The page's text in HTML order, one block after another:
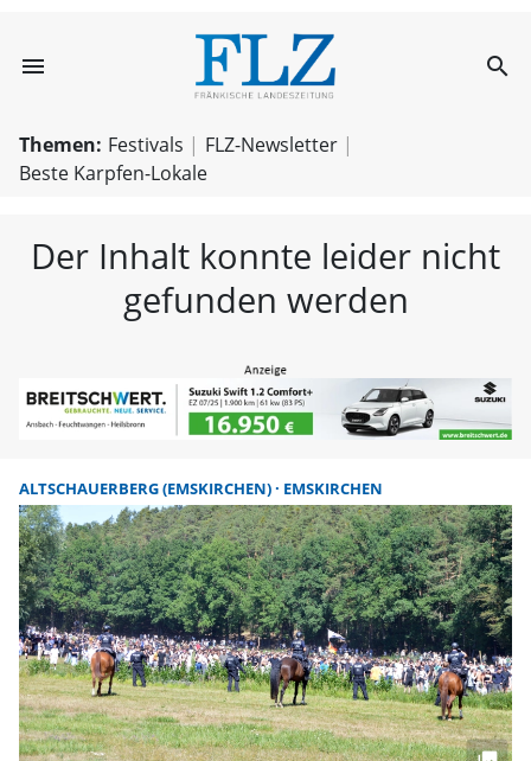
menu FLZ – search
Themen: Festivals
FLZ-Newsletter
Beste Karpfen-Lokale
Der Inhalt konnte leider nicht
gefunden werden
ALTSCHAUERBERG (EMSKIRCHEN) EMSKIRCHEN